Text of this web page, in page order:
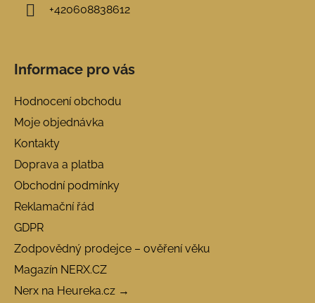
+420608838612
Informace pro vás
Hodnocení obchodu
Moje objednávka
Kontakty
Doprava a platba
Obchodní podmínky
Reklamační řád
GDPR
Zodpovědný prodejce – ověření věku
Magazín NERX.CZ
Nerx na Heureka.cz →